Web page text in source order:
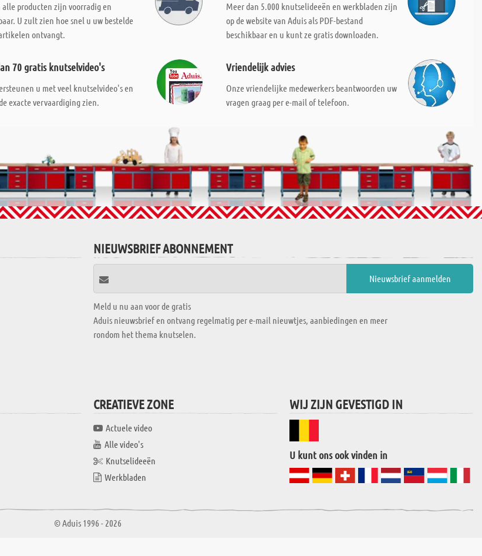
alle producten zijn voorradig en
U zult zien hoe snel u uw bestelde
ontvangt.
Meer dan 5.000 knutselideeën en werkbladen zijn
op de website van Aduis als PDF-bestand
beschikbaar en u kunt ze gratis downloaden.
70 gratis knutselvideo's
u met veel knutselvideo's en
exacte vervaardiging zien.
Vriendelijk advies
Onze vriendelijke medewerkers beantwoorden uw
vragen graag per e-mail of telefoon.
NIEUWSBRIEF ABONNEMENT
Meld u nu aan voor de gratis
Aduis nieuwsbrief en ontvang regelmatig per e-mail nieuwtjes, aanbiedingen en meer
rondom het thema knutselen.
CREATIEVE ZONE
Actuele video
Alle video's
Knutselideeën
Werkbladen
WIJ ZIJN GEVESTIGD IN
U kunt ons ook vinden in
© Aduis 1996 - 2026